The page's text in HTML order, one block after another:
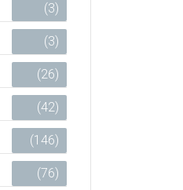
(3)
(3)
(26)
(42)
(146)
(76)